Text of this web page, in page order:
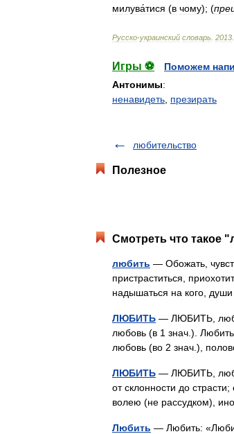
милува́тися (в чому); (
Русско-украинский словарь 2013
Игры ⚽
Поможем
Антонимы:
ненавидеть презирать
любительство
Полезное
Смотреть что такое
любить — Обожать,
пристраститься,
надышаться на кого,
ЛЮБИТЬ — ЛЮБИТЬ,
любовь (в 1 знач.).
любовь (во 2 знач.),
ЛЮБИТЬ — ЛЮБИТЬ,
от склонности до
волею (не рассудком),
Любить — Любить: